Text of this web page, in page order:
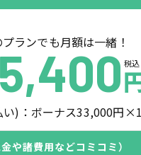
プランでも月額は一緒！
税込
い)：ボーナス33,000円×
金や諸費用などコミコミ）